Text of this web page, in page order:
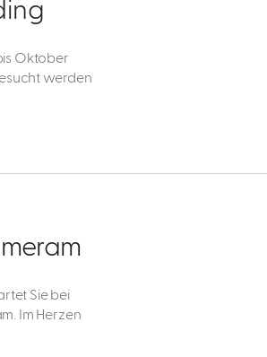
Oktober
werden
Sie bei
Im Herzen